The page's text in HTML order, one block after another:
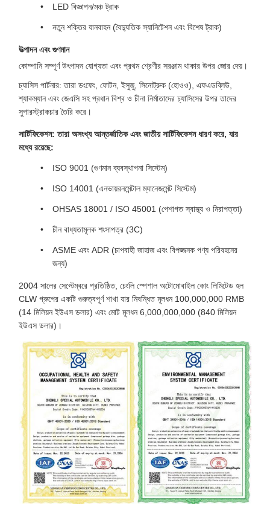
LED বিজ্ঞাপন/মঞ্চ ট্রাক
নতুন শক্তির যানবাহন (বৈদ্যুতিক স্যানিটেশন এবং বিশেষ ট্রাক)
উত্পাদন এবং গুণমান
কোম্পানি সম্পূর্ণ উৎপাদন যোগ্যতা এবং প্রথম শ্রেণীর সরঞ্জাম থাকার উপর জোর দেয়।
চ্যাসিস পার্টনার: তারা ডংফেং, ফোটন, ইসুজু, সিনোট্রুক (হোওও), এফএডব্লিউ,
শ্যাকম্যান এবং জেএসি সহ প্রধান বিশ্ব ও চীনা নির্মাতাদের চ্যাসিসের উপর তাদের
সুপারস্ট্রাকচার তৈরি করে।
সার্টিফিকেশন: তারা অসংখ্য আন্তর্জাতিক এবং জাতীয় সার্টিফিকেশন ধারণ করে, যার
মধ্যে রয়েছে:
ISO 9001 (গুণমান ব্যবস্থাপনা সিস্টেম)
ISO 14001 (এনভায়রনমেন্টাল ম্যানেজমেন্ট সিস্টেম)
OHSAS 18001 / ISO 45001 (পেশাগত স্বাস্থ্য ও নিরাপত্তা)
চীন বাধ্যতামূলক শংসাপত্র (3C)
ASME এবং ADR (চাপবাহী জাহাজ এবং বিপজ্জনক পণ্য পরিবহনের
জন্য)
2004 সালের সেপ্টেম্বরে প্রতিষ্ঠিত, চেংলি স্পেশাল অটোমোবাইল কোং লিমিটেড হল
CLW গ্রুপের একটি গুরুত্বপূর্ণ শাখা যার নিবন্ধিত মূলধন 100,000,000 RMB
(14 মিলিয়ন ইউএস ডলার) এবং মোট মূলধন 6,000,000,000 (840 মিলিয়ন
ইউএস ডলার)।